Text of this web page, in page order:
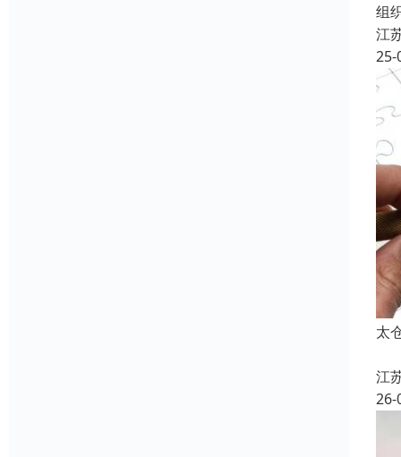
组
江
25-
太
江
26-